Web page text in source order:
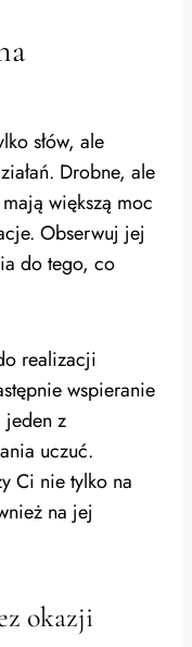
słów, ale
Drobne, ale
większą moc
Obserwuj jej
do tego, co
realizacji
wspieranie
jeden z
uczuć.
Ci nie tylko na
na jej
okazji